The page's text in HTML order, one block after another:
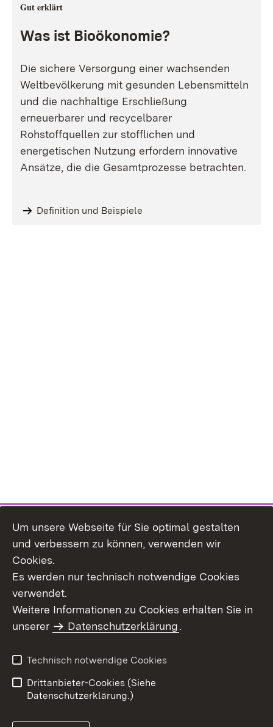
Gut erklärt
Was ist Bioökonomie?
Die sichere Versorgung einer wachsenden
Weltbevölkerung mit gesunden Lebensmitteln
und die nachhaltige Erschließung
erneuerbarer und recycelbarer
Rohstoffquellen zur stofflichen und
energetischen Nutzung erfordern innovative
Ansätze, die die Gesamtprozesse betrachten.
Definition und Beispiele
Themenübersicht
Barrierefreiheit
Um unsere Webseite für Sie optimal gestalten
und verbessern zu können, verwenden wir
Cookies.
Es werden nur technisch notwendige Cookies
verwendet.
Weitere Informationen zu Cookies erhalten Sie in
unserer
Datenschutzerklärung.
Technisch notwendige Cookies
Drittanbieter-Cookies (Siehe
Datenschutzerklärung.)